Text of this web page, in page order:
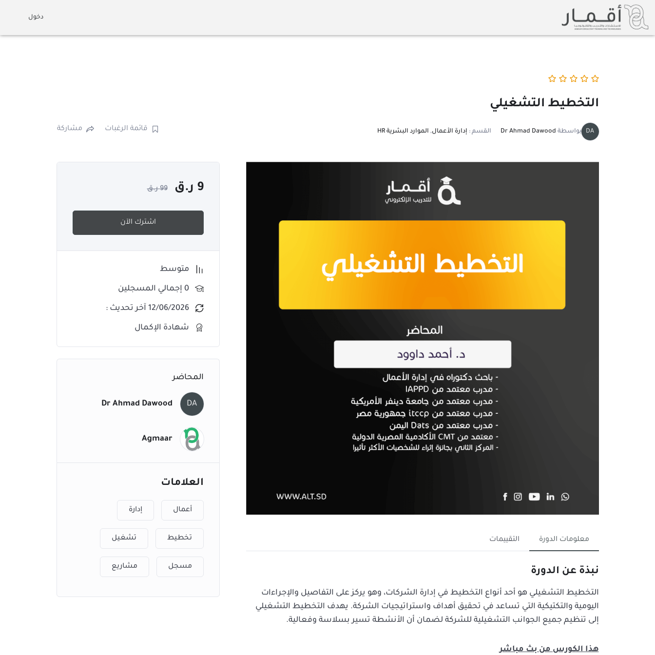
تخطي
المحتوى
دخول
التخطيط التشغيلي
DA بواسطة Dr Ahmad Dawood القسم : إدارة الأعمال, الموارد البشرية HR قائمة الرغبات مشاركة
معلومات الدورة التقييمات
نبذة عن الدورة
التخطيط التشغيلي هو أحد أنواع التخطيط في إدارة الشركات، وهو يركز على التفاصيل والإجراءات
اليومية والتكتيكية التي تساعد في تحقيق أهداف واستراتيجيات الشركة. يهدف التخطيط التشغيلي
إلى تنظيم جميع الجوانب التشغيلية للشركة لضمان أن الأنشطة تسير بسلاسة وفعالية.
هذا الكورس من بث مباشر
9 ر.ق 99 ر.ق
اشترك الآن
متوسط
0 إجمالي المسجلين
12/06/2026 آخر تحديث :
شهادة الإكمال
المحاضر
DA
Dr Ahmad Dawood
Agmaar
العلامات
أعمال إدارة
تخطيط تشغيل
مسجل مشاريع